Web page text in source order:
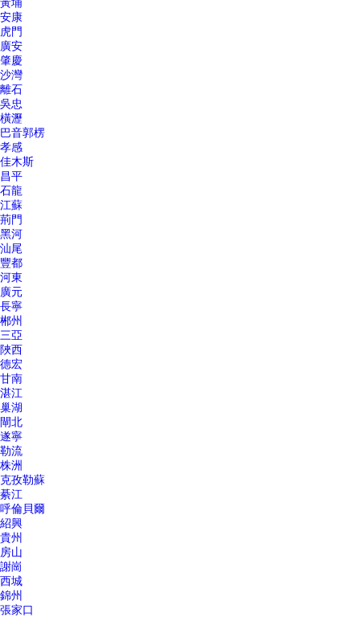
黃埔
安康
虎門
廣安
肇慶
沙灣
離石
吳忠
橫瀝
巴音郭楞
孝感
佳木斯
昌平
石龍
江蘇
荊門
黑河
汕尾
豐都
河東
廣元
長寧
郴州
三亞
陜西
德宏
甘南
湛江
巢湖
閘北
遂寧
勒流
株洲
克孜勒蘇
綦江
呼倫貝爾
紹興
貴州
房山
謝崗
西城
錦州
張家口